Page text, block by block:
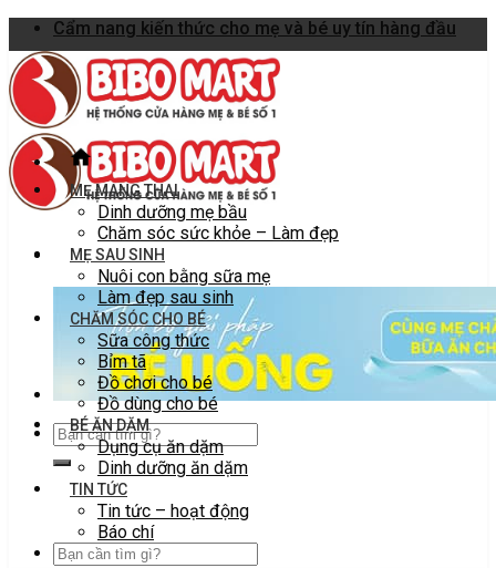
Skip
to
content
Cẩm nang kiến thức cho mẹ và bé uy tín hàng đầu
MẸ MANG THAI
Dinh dưỡng mẹ bầu
Chăm sóc sức khỏe – Làm đẹp
MẸ SAU SINH
Nuôi con bằng sữa mẹ
Làm đẹp sau sinh
CHĂM SÓC CHO BÉ
Sữa công thức
Bỉm tã
Đồ chơi cho bé
Đồ dùng cho bé
BÉ ĂN DẶM
Dụng cụ ăn dặm
Dinh dưỡng ăn dặm
TIN TỨC
Tin tức – hoạt động
Báo chí